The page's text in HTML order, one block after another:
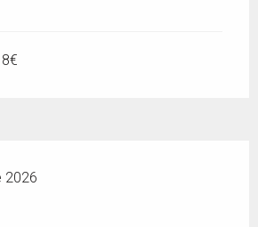
2026